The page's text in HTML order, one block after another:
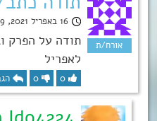
16 באפריל 2021, 1:49
לאפריל
0
0